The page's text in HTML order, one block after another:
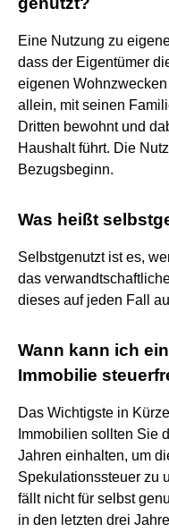
Eine Nutzung zu
dass der Eigentümer
eigenen
allein, mit seinen
Dritten bewohnt und
Haushalt führt. Die
Bezugsbeginn.
Was heißt
Selbstgenutzt ist es,
das
dieses auf jeden Fall
Wann kann ich
Immobilie
Das Wichtigste in
Immobilien sollten Sie
Jahren einhalten, um
Spekulationssteuer zu
fällt nicht für selbst
in den letzten drei